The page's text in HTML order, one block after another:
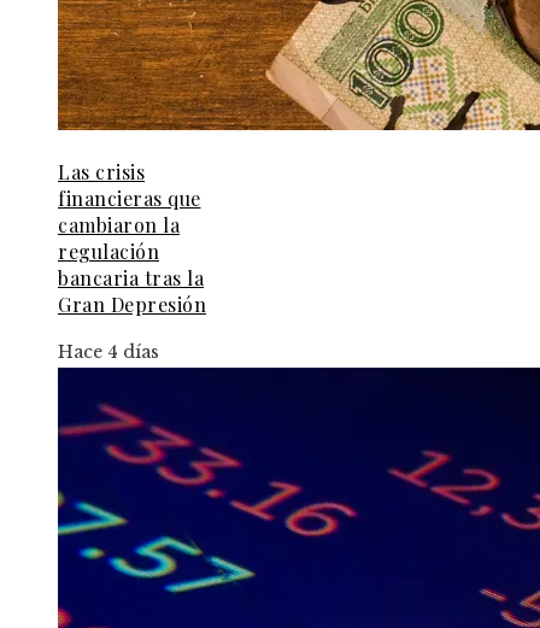
Las crisis
financieras que
cambiaron la
regulación
bancaria tras la
Gran Depresión
Hace 4 días